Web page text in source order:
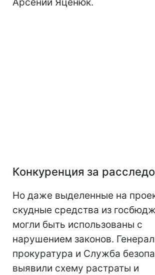
Арсений Яценюк.
Конкуренция за
Но даже выделенные на
скудные средства из
могли быть использованы с
нарушением законов.
прокуратура и Служба
выявили схему растраты и